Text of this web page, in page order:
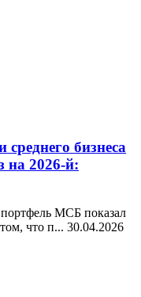
бизнеса
на 2026-й:
МСБ показал
что п... 30.04.2026